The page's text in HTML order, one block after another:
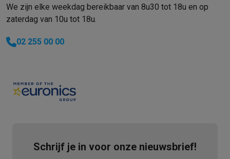
We zijn elke weekdag bereikbaar van 8u30 tot 18u en op
zaterdag van 10u tot 18u.
02 255 00 00
Schrijf je in voor onze nieuwsbrief!